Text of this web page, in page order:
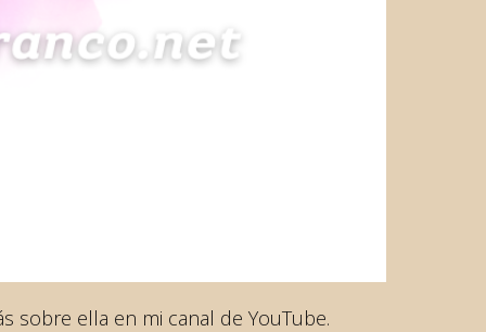
sobre ella en mi canal de YouTube.